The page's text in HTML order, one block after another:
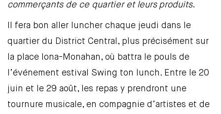
commerçants de ce quartier et leurs produits.
Il fera bon aller luncher chaque jeudi dans le
quartier du District Central, plus précisément sur
la place Iona-Monahan, où battra le pouls de
l’événement estival Swing ton lunch. Entre le 20
juin et le 29 août, les repas y prendront une
tournure musicale, en compagnie d’artistes et de